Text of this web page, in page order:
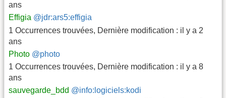
ans
Effigia @jdr:ars5:effigia
1 Occurrences trouvées, Dernière modification : il y a 2
ans
Photo @photo
1 Occurrences trouvées, Dernière modification : il y a 8
ans
sauvegarde_bdd @info:logiciels:kodi